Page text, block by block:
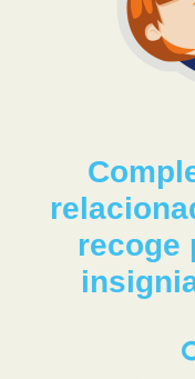
recoge